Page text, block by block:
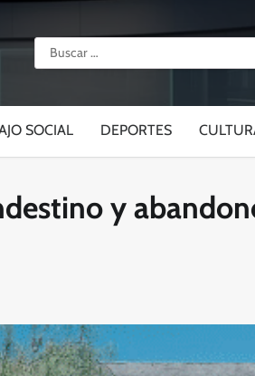
Buscar:
SOCIAL DEPORTES
y